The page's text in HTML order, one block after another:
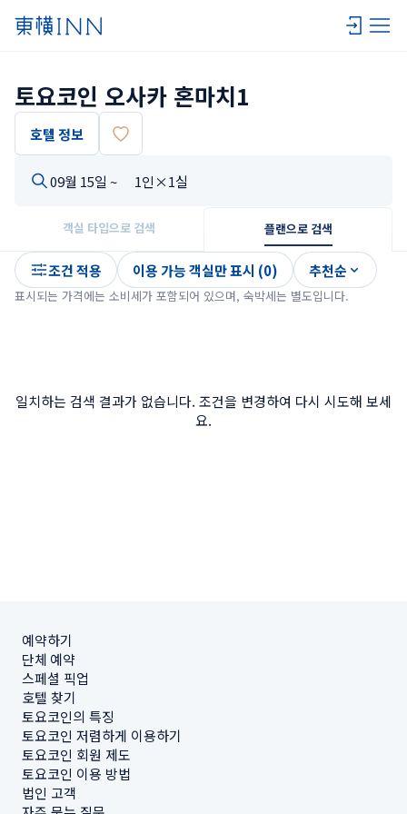
토요코인 오사카 혼마치1
호텔 정보
09월 15일 ~ 1인×1실
객실 타입으로 검색 플랜으로 검색
조건 적용 이용 가능 객실만 표시 (0) 추천순
표시되는 가격에는 소비세가 포함되어 있으며, 숙박세는 별도입니다.
일치하는 검색 결과가 없습니다. 조건을 변경하여 다시 시도해 보세
요.
예약하기
단체 예약
스페셜 픽업
호텔 찾기
토요코인의 특징
토요코인 저렴하게 이용하기
토요코인 회원 제도
토요코인 이용 방법
법인 고객